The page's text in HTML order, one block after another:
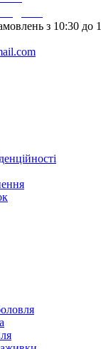
з 10:30 до